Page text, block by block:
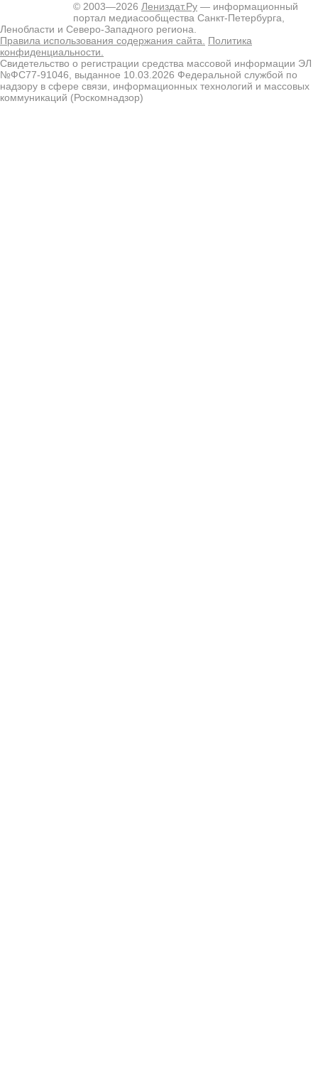
© 2003—2026 Лениздат.Ру — информационный
портал медиасообщества Санкт-Петербурга,
Ленобласти и Северо-Западного региона.
Правила использования содержания сайта.
Политика
конфиденциальности.
Свидетельство о регистрации средства массовой информации ЭЛ
№ФС77-91046, выданное 10.03.2026 Федеральной службой по
надзору в сфере связи, информационных технологий и массовых
коммуникаций (Роскомнадзор)